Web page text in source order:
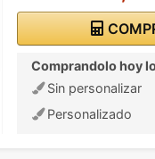
Comprandolo hoy
Sin personalizar
Personalizado